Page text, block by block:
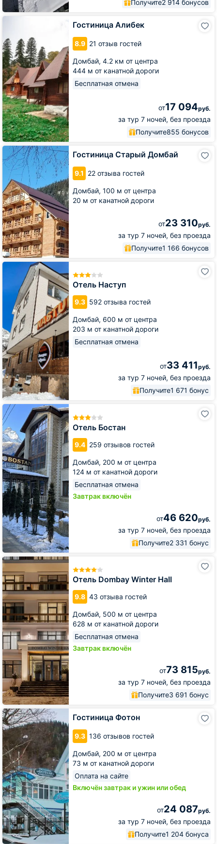
Получите2 914 бонусов
Гостиница Алибек
8.9 21 отзыв гостей
Домбай, 4.2 км от центра
444 м от канатной дороги
Бесплатная отмена
от17 094руб.
за тур 7 ночей, без проезда
Получите855 бонусов
Гостиница
Гостиница Старый Домбай
9.1 22 отзыва гостей
Домбай, 100 м от центра
20 м от канатной дороги
от23 310руб.
за тур 7 ночей, без проезда
Получите1 166 бонусов
Гостиница
Старый
Домбай
Отель Наступ
9.3 592 отзыва гостей
Домбай, 600 м от центра
203 м от канатной дороги
Бесплатная отмена
от33 411руб.
за тур 7 ночей, без проезда
Получите1 671 бонус
Отель
Отель Бостан
9.4 259 отзывов гостей
Домбай, 200 м от центра
124 м от канатной дороги
Бесплатная отмена
Завтрак включён
от46 620руб.
за тур 7 ночей, без проезда
Получите2 331 бонус
Отель
Бостан
Отель Dombay Winter Hall
9.8 43 отзыва гостей
Домбай, 500 м от центра
628 м от канатной дороги
Бесплатная отмена
Завтрак включён
от73 815руб.
за тур 7 ночей, без проезда
Получите3 691 бонус
Отель
Dombay
Winter
Hall
Гостиница Фотон
9.3 136 отзывов гостей
Домбай, 200 м от центра
73 м от канатной дороги
Оплата на сайте
Включён завтрак и ужин или обед
от24 087руб.
за тур 7 ночей, без проезда
Получите1 204 бонуса
Гостиница
Фотон